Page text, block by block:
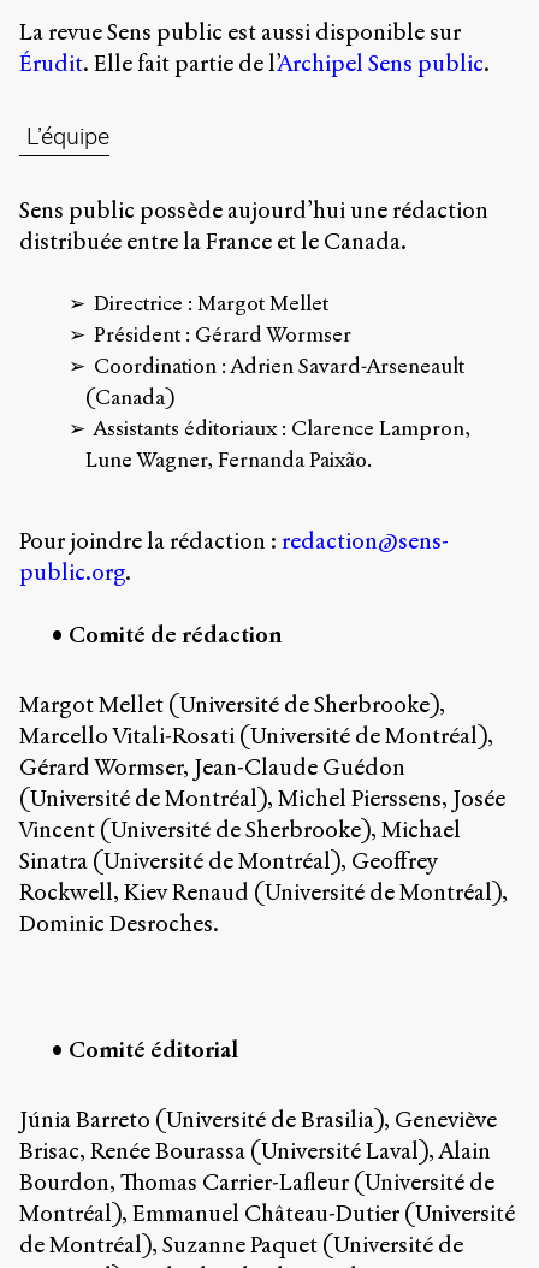
ISSN
2104-
Sens
public
0.1
(2020/03)
Storm
Foundry
Adams.
Ce
par
Julie
Blanc,
Maxime
Bouton,
Jérémy
De
Barros,
Émile
Greis,
Sauret
Marcello
Vitali-
Rosati,
de
2018
à
2020.
La revue Sens public est aussi disponible sur
Érudit. Elle fait partie de l’Archipel Sens public.
L’équipe
Sens public possède aujourd’hui une rédaction
distribuée entre la France et le Canada.
Directrice : Margot Mellet
Président : Gérard Wormser
Coordination : Adrien Savard-Arseneault
(Canada)
Assistants éditoriaux : Clarence Lampron,
Lune Wagner, Fernanda Paixão.
Pour joindre la rédaction : redaction@sens-
public.org.
Comité de rédaction
Margot Mellet (Université de Sherbrooke),
Marcello Vitali-Rosati (Université de Montréal),
Gérard Wormser, Jean-Claude Guédon
(Université de Montréal), Michel Pierssens, Josée
Vincent (Université de Sherbrooke), Michael
Sinatra (Université de Montréal), Geoffrey
Rockwell, Kiev Renaud (Université de Montréal),
Dominic Desroches.
Comité éditorial
Júnia Barreto (Université de Brasilia), Geneviève
Brisac, Renée Bourassa (Université Laval), Alain
Bourdon, Thomas Carrier-Lafleur (Université de
Montréal), Emmanuel Château-Dutier (Université
de Montréal), Suzanne Paquet (Université de